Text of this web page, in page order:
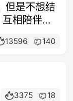
但是不想结
相陪伴。
13596 140
3375 18